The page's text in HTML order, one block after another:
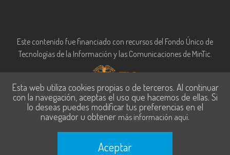
Este contenido fue financiado con recursos del Fondo Único de
Tecnologías de la Información y las Comunicaciones de MinTic.
Esta web utiliza cookies propias o de terceros. Al continuar
con la navegación, aceptas el uso que hacemos de ellas. Si
lo deseas puedes modificar tus preferencias en el
navegador u obtener más información aquí.
Aceptar